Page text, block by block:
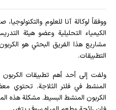
ووفقاً لوكالة آنا للعلوم
الكيمياء التحليلية وعضو هيئة
مشاريع هذا الفريق البحثي هو
التطبيقات.
ولفت إلى أحد أهم تطبيقات
المنشط في فلتر الثلاجة. تحتوي
الكربون المنشط البسيط. مشكلة هذه